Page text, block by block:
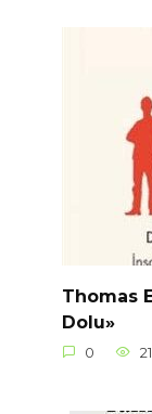
Thomas
Dolu»
0